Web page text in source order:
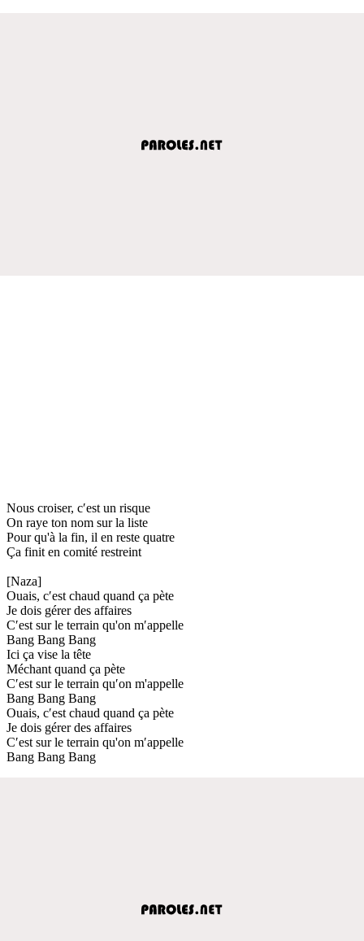
Nous croiser, c′est un risque
On raye ton nom sur la liste
Pour qu'à la fin, il en reste quatre
Ça finit en comité restreint
[Naza]
Ouais, c′est chaud quand ça pète
Je dois gérer des affaires
C′est sur le terrain qu'on m′appelle
Bang Bang Bang
Ici ça vise la tête
Méchant quand ça pète
C′est sur le terrain qu′on m'appelle
Bang Bang Bang
Ouais, c′est chaud quand ça pète
Je dois gérer des affaires
C′est sur le terrain qu'on m′appelle
Bang Bang Bang